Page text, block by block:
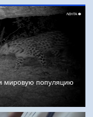
мировую популяцию